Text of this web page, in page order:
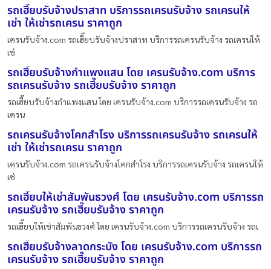
รถเฮี๊ยบรับจ้างปราสาท บริการรถเครนรับจ้าง รถเครนให้
เช่า ให้เช่ารถเครน ราคาถูก
เครนรับจ้าง.com รถเฮี๊ยบรับจ้างปราสาท บริการรถเครนรับจ้าง รถเครนให้
เช่
รถเฮี๊ยบรับจ้างกำแพงแสน โดย เครนรับจ้าง.com บริการ
รถเครนรับจ้าง รถเฮี๊ยบรับจ้าง ราคาถูก
รถเฮี๊ยบรับจ้างกำแพงแสน โดย เครนรับจ้าง.com บริการรถเครนรับจ้าง รถ
เครน
รถเครนรับจ้างโคกสำโรง บริการรถเครนรับจ้าง รถเครนให้
เช่า ให้เช่ารถเครน ราคาถูก
เครนรับจ้าง.com รถเครนรับจ้างโคกสำโรง บริการรถเครนรับจ้าง รถเครนให้
เช่
รถเฮี๊ยบให้เช่าสัมพันธวงศ์ โดย เครนรับจ้าง.com บริการรถ
เครนรับจ้าง รถเฮี๊ยบรับจ้าง ราคาถูก
รถเฮี๊ยบให้เช่าสัมพันธวงศ์ โดย เครนรับจ้าง.com บริการรถเครนรับจ้าง รถเ
รถเฮี๊ยบรับจ้างลาดกระบัง โดย เครนรับจ้าง.com บริการรถ
เครนรับจ้าง รถเฮี๊ยบรับจ้าง ราคาถูก